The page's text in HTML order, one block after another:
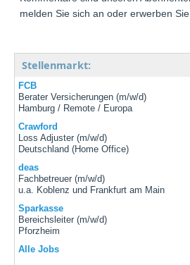
melden Sie sich an oder erwerben Sie
Stellenmarkt:
FCB
Berater Versicherungen (m/w/d)
Hamburg / Remote / Europa
Crawford
Loss Adjuster (m/w/d)
Deutschland (Home Office)
deas
Fachbetreuer (m/w/d)
u.a. Koblenz und Frankfurt am Main
Sparkasse
Bereichsleiter (m/w/d)
Pforzheim
Alle Jobs